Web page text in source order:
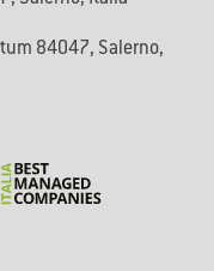
84047, Salerno,